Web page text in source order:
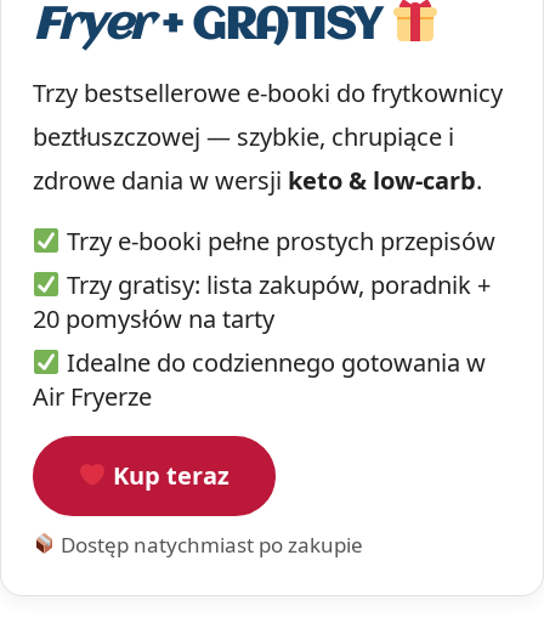
Fryer+ GRATISY
Trzy bestsellerowe e-booki do frytkownicy
beztłuszczowej — szybkie, chrupiące i
zdrowe dania w wersji keto & low-carb.
Trzy e-booki pełne prostych przepisów
Trzy gratisy: lista zakupów, poradnik +
20 pomysłów na tarty
Idealne do codziennego gotowania w
Air Fryerze
Kup teraz
Dostęp natychmiast po zakupie